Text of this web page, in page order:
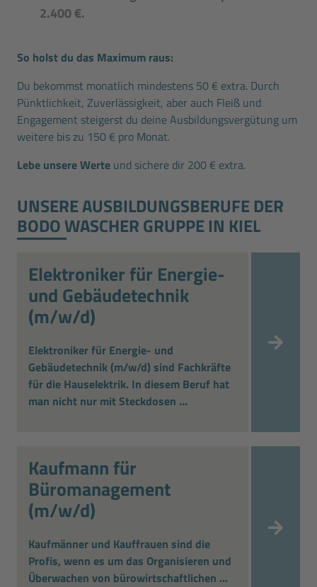
2.400 €.
So holst du das Maximum raus:
Du bekommst monatlich mindestens 50 € extra. Durch
Pünktlichkeit, Zuverlässigkeit, aber auch Fleiß und
Engagement steigerst du deine Ausbildungsvergütung um
weitere bis zu 150 € pro Monat.
Lebe unsere Werte und sichere dir 200 € extra.
UNSERE AUSBILDUNGS­BERUFE DER
BODO WASCHER GRUPPE IN KIEL
Elektroniker für Energie-
und Gebäudetechnik
(m/w/d)
Elektroniker für Energie- und
Gebäudetechnik (m/w/d) sind Fachkräfte
für die Hauselektrik. In diesem Beruf hat
man nicht nur mit Steckdosen ...
Kaufmann für
Büromanagement
(m/w/d)
Kaufmänner und Kauffrauen sind die
Profis, wenn es um das Organisieren und
Überwachen von bürowirtschaftlichen ...